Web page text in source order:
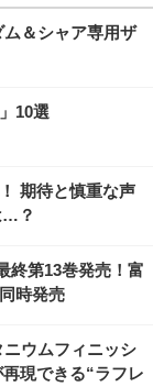
ム＆シャア専用ザ
10選
期待と慎重な声
…？
終第13巻発売！富
時発売
ニウムフィニッシ
現できる“ラフレ